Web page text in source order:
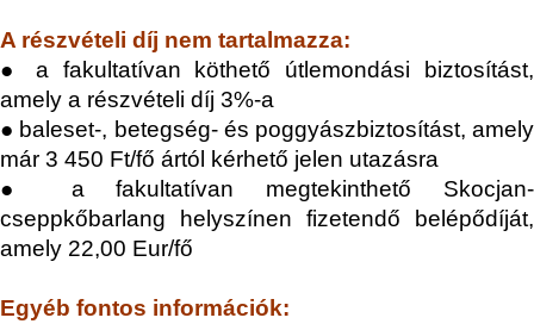
A részvételi díj nem tartalmazza:
●
a fakultatívan köthető útlemondási biztosítást,
amely a részvételi díj 3%-a
● baleset-, betegség- és poggyászbiztosítást, amely
már 3 450 Ft/fő ártól kérhető jelen utazásra
● a fakultatívan megtekinthető Skocjan-
cseppkőbarlang helyszínen fizetendő belépődíját,
amely 22,00 Eur/fő
Egyéb fontos információk: